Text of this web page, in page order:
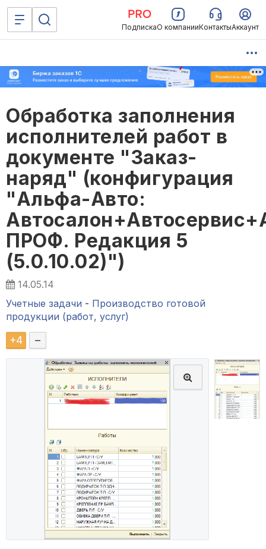
ПодпискаО компанииКонтактыАккаунт
Обработка заполнения
исполнителей работ в
документе "Заказ-
наряд" (конфигурация
"Альфа-Авто:
ПРОФ. Редакция 5
(5.0.10.02)")
14.05.14
Учетные задачи - Производство готовой
продукции (работ, услуг)
+4 –